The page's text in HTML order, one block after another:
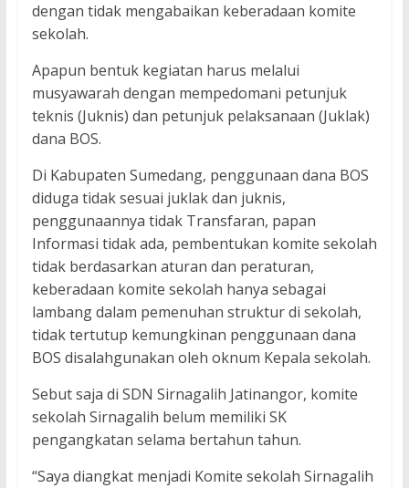
dengan tidak mengabaikan keberadaan komite
sekolah.
Apapun bentuk kegiatan harus melalui
musyawarah dengan mempedomani petunjuk
teknis (Juknis) dan petunjuk pelaksanaan (Juklak)
dana BOS.
Di Kabupaten Sumedang, penggunaan dana BOS
diduga tidak sesuai juklak dan juknis,
penggunaannya tidak Transfaran, papan
Informasi tidak ada, pembentukan komite sekolah
tidak berdasarkan aturan dan peraturan,
keberadaan komite sekolah hanya sebagai
lambang dalam pemenuhan struktur di sekolah,
tidak tertutup kemungkinan penggunaan dana
BOS disalahgunakan oleh oknum Kepala sekolah.
Sebut saja di SDN Sirnagalih Jatinangor, komite
sekolah Sirnagalih belum memiliki SK
pengangkatan selama bertahun tahun.
“Saya diangkat menjadi Komite sekolah Sirnagalih